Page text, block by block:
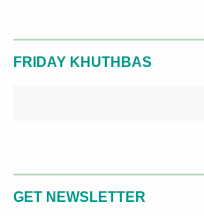
FRIDAY KHUTHBAS
GET NEWSLETTER